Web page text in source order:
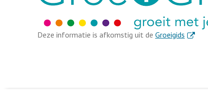
Deze informatie is afkomstig uit de Groeigids .